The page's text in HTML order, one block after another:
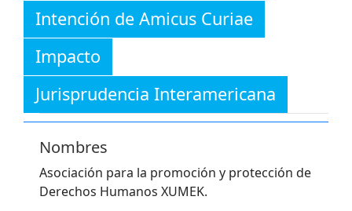
Intención de Amicus Curiae
Impacto
Jurisprudencia Interamericana
Nombres
Asociación para la promoción y protección de
Derechos Humanos XUMEK.